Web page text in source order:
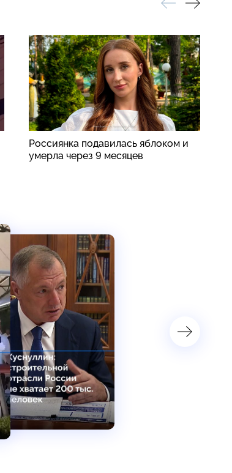
Россиянка подавилась яблоком и
умерла через 9 месяцев